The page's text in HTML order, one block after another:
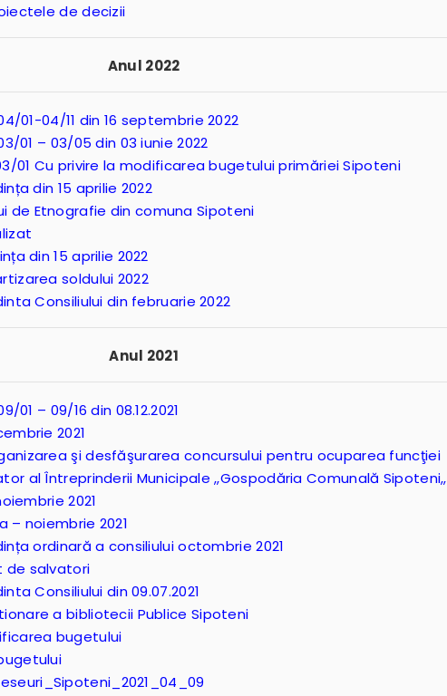
de decizii
Anul 2022
01-04/11 din 16 septembrie 2022
01 – 03/05 din 03 iunie 2022
01 Cu privire la modificarea bugetului primăriei Sipoteni
din 15 aprilie 2022
de Etnografie din comuna Sipoteni
din 15 aprilie 2022
soldului 2022
Consiliului din februarie 2022
Anul 2021
01 – 09/16 din 08.12.2021
2021
şi desfăşurarea concursului pentru ocuparea funcţiei
al Întreprinderii Municipale ,,Gospodăria Comunală Sipoteni,,
2021
noiembrie 2021
ordinară a consiliului octombrie 2021
de salvatori
Consiliului din 09.07.2021
a bibliotecii Publice Sipoteni
bugetului